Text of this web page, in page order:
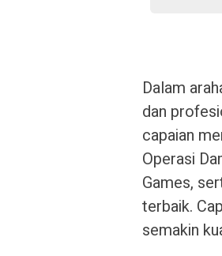
Dalam
dan
capaian
Operasi
Games,
terbaik.
semakin